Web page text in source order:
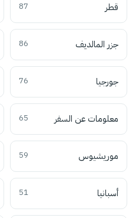
قطر 87
جزر المالديف 86
جورجيا 76
معلومات عن السفر 65
موريشيوس 59
أسبانيا 51